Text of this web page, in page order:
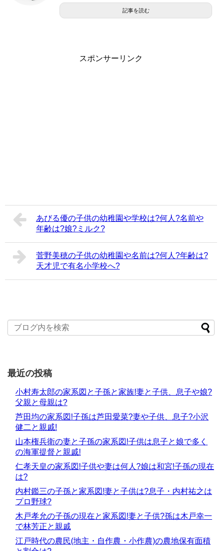
記事を読む
スポンサーリンク
あびる優の子供の幼稚園や学校は?何人?名前や
年齢は?娘?ミルク?
菅野美穂の子供の幼稚園や名前は?何人?年齢は?
天才児で有名小学校へ?
最近の投稿
小村寿太郎の家系図と子孫と家族!妻と子供、息子や娘?
父親と母親は?
芦田均の家系図!子孫は芦田愛菜?妻や子供、息子?小沢
健二と親戚!
山本権兵衛の妻と子孫の家系図!子供は息子と娘で多く
の海軍提督と親戚!
仁孝天皇の家系図!子供や妻は何人?娘は和宮!子孫の現在
は?
内村鑑三の子孫と家系図!妻と子供は?息子・内村祐之は
プロ野球?
木戸孝允の子孫の現在と家系図!妻と子供?孫は木戸幸一
で林芳正と親戚
江戸時代の農民(地主・自作農・小作農)の農地保有面積